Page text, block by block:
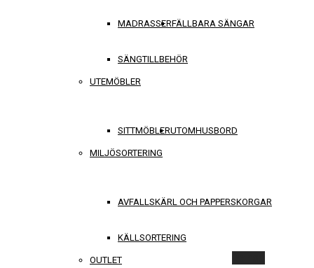
MADRASSERFÄLLBARA SÄNGAR
SÄNGTILLBEHÖR
UTEMÖBLER
SITTMÖBLERUTOMHUSBORD
MILJÖSORTERING
AVFALLSKÄRL OCH PAPPERSKORGAR
KÄLLSORTERING
OUTLET